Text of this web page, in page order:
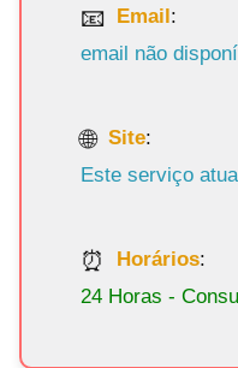
Email:
email não
Site:
Este serviço
Horários:
24 Horas -